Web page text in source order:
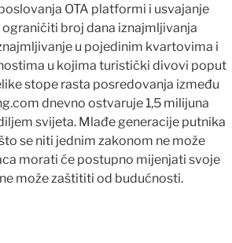
OTA platformi i usvajanje
broj dana iznajmljivanja
u pojedinim kvartovima i
u kojima turistički divovi poput
stope rasta posredovanja između
dnevno ostvaruje 1,5 milijuna
svijeta. Mlađe generacije putnika
se niti jednim zakonom ne može
morati će postupno mijenjati svoje
može zaštititi od budućnosti.